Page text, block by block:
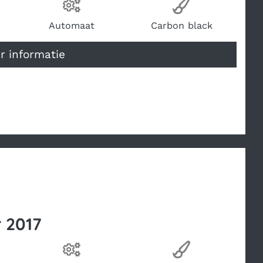
Transmissie
Automaat Carbon black
informatie
Transmissie Kleur